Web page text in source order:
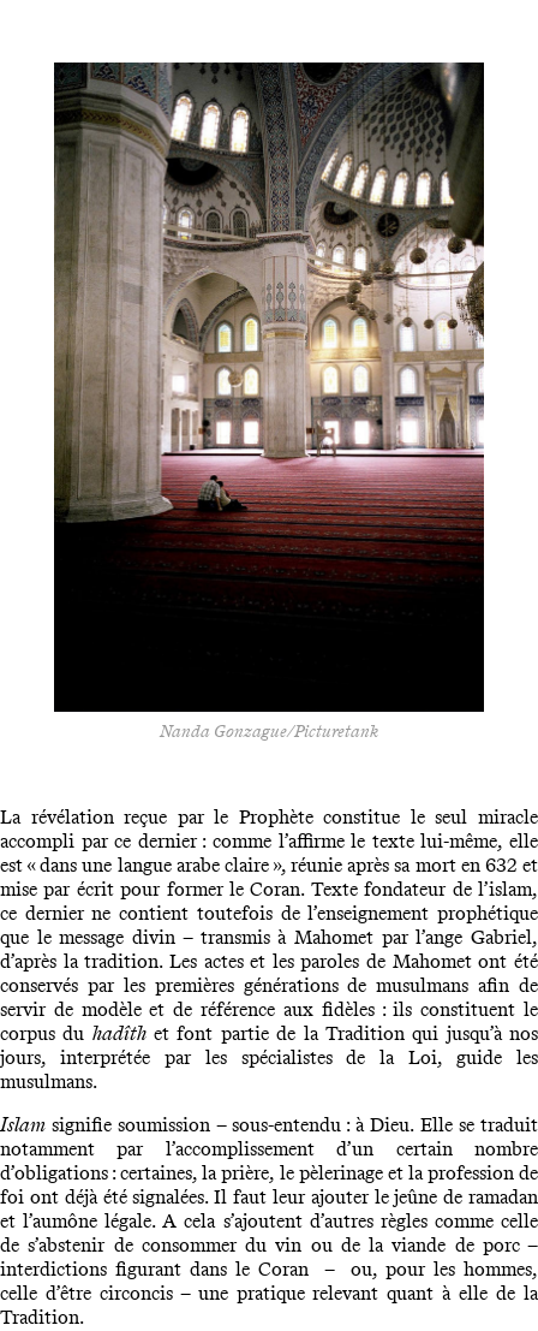
Nanda Gonzague/Picturetank
La révélation reçue par le Prophète constitue le seul miracle
accompli par ce dernier : comme l’affirme le texte lui-même, elle
est « dans une langue arabe claire », réunie après sa mort en 632 et
mise par écrit pour former le Coran. Texte fondateur de l’islam,
ce dernier ne contient toutefois de l’enseignement prophétique
que le message divin – transmis à Mahomet par l’ange Gabriel,
d’après la tradition. Les actes et les paroles de Mahomet ont été
conservés par les premières générations de musulmans afin de
servir de modèle et de référence aux fidèles : ils constituent le
corpus du hadîthet font partie de la Tradition qui jusqu’à nos
jours, interprétée par les spécialistes de la Loi, guide les
musulmans.
Islam signifie soumission – sous-entendu : à Dieu. Elle se traduit
notamment par l’accomplissement d’un certain nombre
d’obligations : certaines, la prière, le pèlerinage et la profession de
foi ont déjà été signalées. Il faut leur ajouter le jeûne de ramadan
et l’aumône légale. A cela s’ajoutent d’autres règles comme celle
de s’abstenir de consommer du vin ou de la viande de porc –
interdictions figurant dans le Coran – ou, pour les hommes,
celle d’être circoncis – une pratique relevant quant à elle de la
Tradition.